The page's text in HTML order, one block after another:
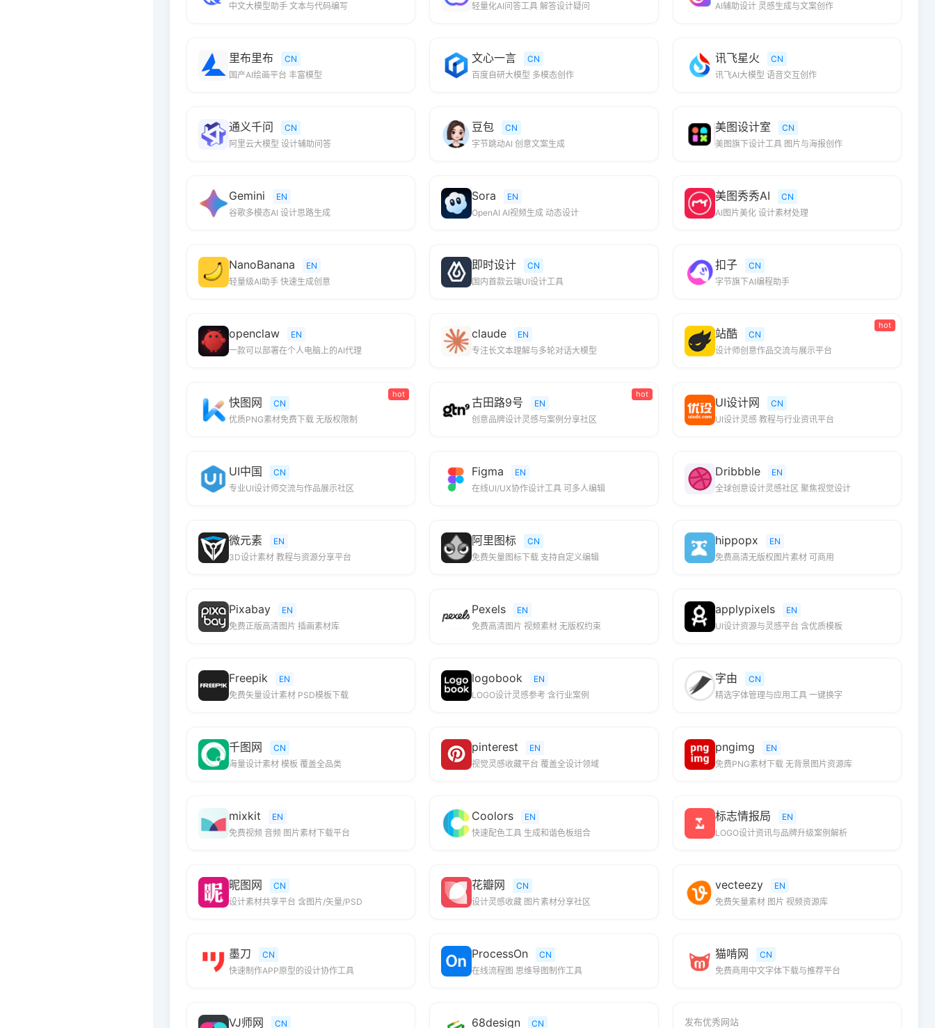
中文大模型助手 文本与代码编写
轻量化AI问答工具 解答设计疑问
AI辅助设计 灵感生成与文案创作
里布里布
CN
国产AI绘画平台 丰富模型
文心一言
CN
百度自研大模型 多模态创作
讯飞星火
CN
讯飞AI大模型 语音交互创作
通义千问
CN
阿里云大模型 设计辅助问答
豆包
CN
字节跳动AI 创意文案生成
美图设计室
CN
美图旗下设计工具 图片与海报创作
Gemini
EN
谷歌多模态AI 设计思路生成
Sora
EN
OpenAI AI视频生成 动态设计
美图秀秀AI
CN
AI图片美化 设计素材处理
NanoBanana
EN
轻量级AI助手 快速生成创意
即时设计
CN
国内首款云端UI设计工具
扣子
CN
字节旗下AI编程助手
openclaw
EN
一款可以部署在个人电脑上的AI代理
claude
EN
专注长文本理解与多轮对话大模型
hot
站酷
CN
设计师创意作品交流与展示平台
hot
快图网
CN
优质PNG素材免费下载 无版权限制
hot
古田路9号
EN
创意品牌设计灵感与案例分享社区
UI设计网
CN
UI设计灵感 教程与行业资讯平台
UI中国
CN
专业UI设计师交流与作品展示社区
Figma
EN
在线UI/UX协作设计工具 可多人编辑
Dribbble
EN
全球创意设计灵感社区 聚焦视觉设计
微元素
EN
3D设计素材 教程与资源分享平台
阿里图标
CN
免费矢量图标下载 支持自定义编辑
hippopx
EN
免费高清无版权图片素材 可商用
Pixabay
EN
免费正版高清图片 插画素材库
Pexels
EN
免费高清图片 视频素材 无版权约束
applypixels
EN
UI设计资源与灵感平台 含优质模板
Freepik
EN
免费矢量设计素材 PSD模板下载
logobook
EN
LOGO设计灵感参考 含行业案例
字由
CN
精选字体管理与应用工具 一键换字
千图网
CN
海量设计素材 模板 覆盖全品类
pinterest
EN
视觉灵感收藏平台 覆盖全设计领域
pngimg
EN
免费PNG素材下载 无背景图片资源库
mixkit
EN
免费视频 音频 图片素材下载平台
Coolors
EN
快速配色工具 生成和谐色板组合
标志情报局
EN
LOGO设计资讯与品牌升级案例解析
昵图网
CN
设计素材共享平台 含图片/矢量/PSD
花瓣网
CN
设计灵感收藏 图片素材分享社区
vecteezy
EN
免费矢量素材 图片 视频资源库
墨刀
CN
快速制作APP原型的设计协作工具
ProcessOn
CN
在线流程图 思维导图制作工具
猫啃网
CN
免费商用中文字体下载与推荐平台
VJ师网 CN 68design CN 发布优秀网站